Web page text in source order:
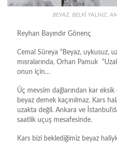
BEYAZ, BELKİ YALNIZ,
Reyhan Bayındır Gönenç
Cemal Süreya “Beyaz, uykusuz,
mısralarında, Orhan Pamuk
onun için…
Üç mevsim dağlarından kar eksik
beyaz demek kaçınılmaz. Kars
uzakta değil. Ankara ve
saatlik uçuş mesafesinde.
Kars bizi beklediğimiz beyaz